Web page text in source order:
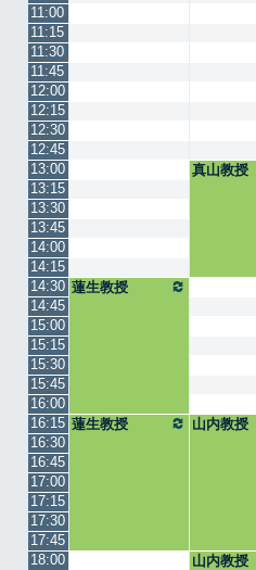
11:00
11:15
11:30
11:45
12:00
12:15
12:30
12:45
13:00
真山教授
13:15
13:30
13:45
14:00
14:15
14:30 蓮生教授
14:45
15:00
15:15
15:30
15:45
16:00
16:15 蓮生教授 山内教授
16:30
16:45
17:00
17:15
17:30
17:45
18:00
山内教授